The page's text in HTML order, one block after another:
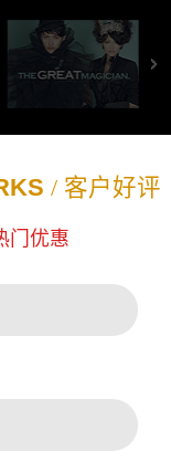
/ 客户好评
门优惠